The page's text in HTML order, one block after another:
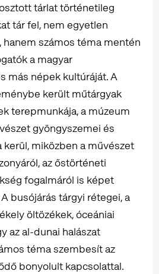
tárlat történetileg
tár fel, nem egyetlen
számos téma mentén
a magyar
más népek kultúráját. A
került műtárgyak
terepmunkája, a múzeum
gyöngyszemei és
kerül, miközben a művészet
az őstörténeti
fogalmáról is képet
busójárás tárgyi rétegei, a
öltözékek, óceániai
az al-dunai halászat
téma szembesít az
bonyolult kapcsolattal.